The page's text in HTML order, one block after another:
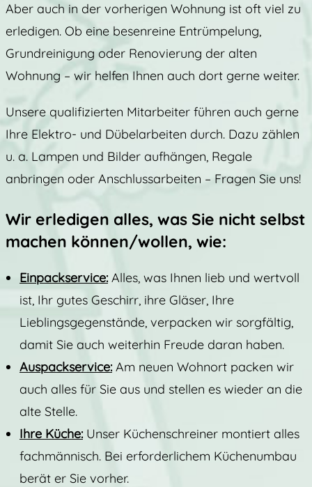
Aber auch in der vorherigen Wohnung ist oft viel zu
erledigen. Ob eine besenreine Entrümpelung,
Grundreinigung oder Renovierung der alten
Wohnung – wir helfen Ihnen auch dort gerne weiter.
Unsere qualifizierten Mitarbeiter führen auch gerne
Ihre Elektro- und Dübelarbeiten durch. Dazu zählen
u. a. Lampen und Bilder aufhängen, Regale
anbringen oder Anschlussarbeiten – Fragen Sie uns!
Wir erledigen alles, was Sie nicht selbst
machen können/wollen, wie:
Einpackservice:Alles, was Ihnen lieb und wertvoll
ist, Ihr gutes Geschirr, ihre Gläser, Ihre
Lieblingsgegenstände, verpacken wir sorgfältig,
damit Sie auch weiterhin Freude daran haben.
Auspackservice:Am neuen Wohnort packen wir
auch alles für Sie aus und stellen es wieder an die
alte Stelle.
Ihre Küche: Unser Küchenschreiner montiert alles
fachmännisch. Bei erforderlichem Küchenumbau
berät er Sie vorher.